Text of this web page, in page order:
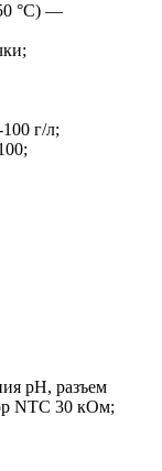
°С) —
г/л;
pH, разъем
NTC 30 кОм;